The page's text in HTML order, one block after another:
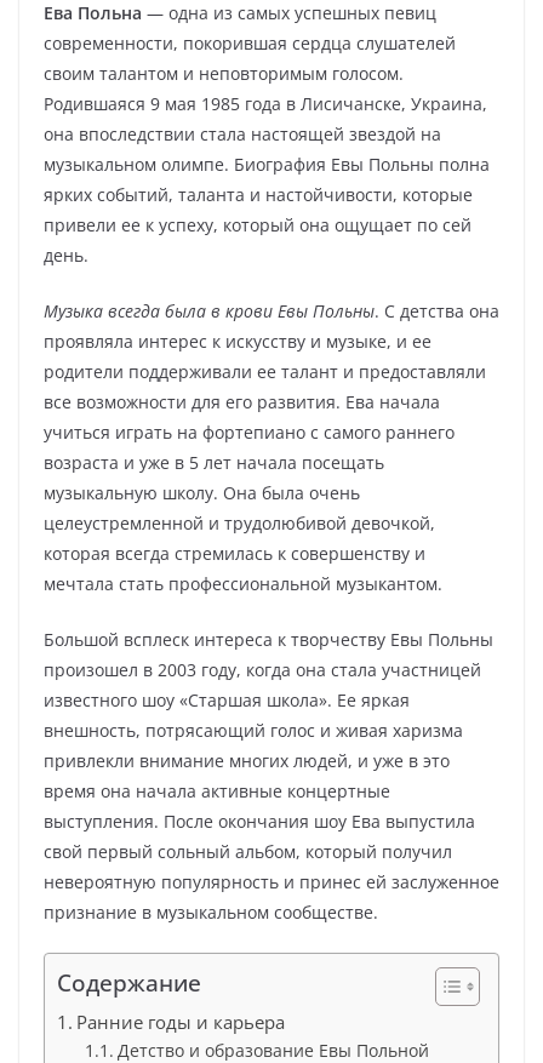
Ева Польна — одна из самых успешных певиц
современности, покорившая сердца слушателей
своим талантом и неповторимым голосом.
Родившаяся 9 мая 1985 года в Лисичанске, Украина,
она впоследствии стала настоящей звездой на
музыкальном олимпе. Биография Евы Польны полна
ярких событий, таланта и настойчивости, которые
привели ее к успеху, который она ощущает по сей
день.
Музыка всегда была в крови Евы Польны. С детства она
проявляла интерес к искусству и музыке, и ее
родители поддерживали ее талант и предоставляли
все возможности для его развития. Ева начала
учиться играть на фортепиано с самого раннего
возраста и уже в 5 лет начала посещать
музыкальную школу. Она была очень
целеустремленной и трудолюбивой девочкой,
которая всегда стремилась к совершенству и
мечтала стать профессиональной музыкантом.
Большой всплеск интереса к творчеству Евы Польны
произошел в 2003 году, когда она стала участницей
известного шоу «Старшая школа». Ее яркая
внешность, потрясающий голос и живая харизма
привлекли внимание многих людей, и уже в это
время она начала активные концертные
выступления. После окончания шоу Ева выпустила
свой первый сольный альбом, который получил
невероятную популярность и принес ей заслуженное
признание в музыкальном сообществе.
Содержание
Ранние годы и карьера
Детство и образование Евы Польной